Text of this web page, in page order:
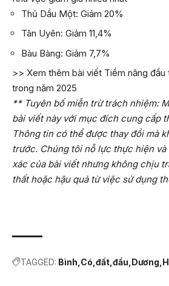
Thủ Dầu Một: Giảm 20%
Tân Uyên: Giảm 11,4%
Bàu Bàng: Giảm 7,7%
>> Xem thêm bài viết Tiềm năng đầu
trong năm 2025
** Tuyên bố miễn trừ trách nhiệm:
bài viết này với mục đích cung cấp
Thông tin có thể được thay đổi mà
trước. Chúng tôi nỗ lực thực hiện
xác của bài viết nhưng không chịu
thất hoặc hậu quả từ việc sử dụng
TAGGED: Bình Có đất đầu Dương